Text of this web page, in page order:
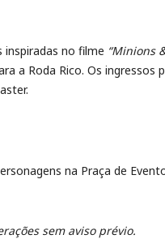
inspiradas no filme “Minions
a Roda Rico. Os
na Praça de
sem aviso prévio.